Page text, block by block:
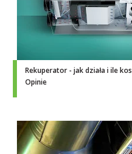
Rekuperator - jak działa i ile
Opinie